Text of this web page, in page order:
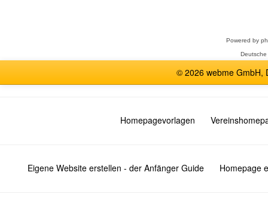
Powered by
© 2026 webme GmbH,
Homepagevorlagen
Eigene Website erstellen - der Anfänger Guide Homepage